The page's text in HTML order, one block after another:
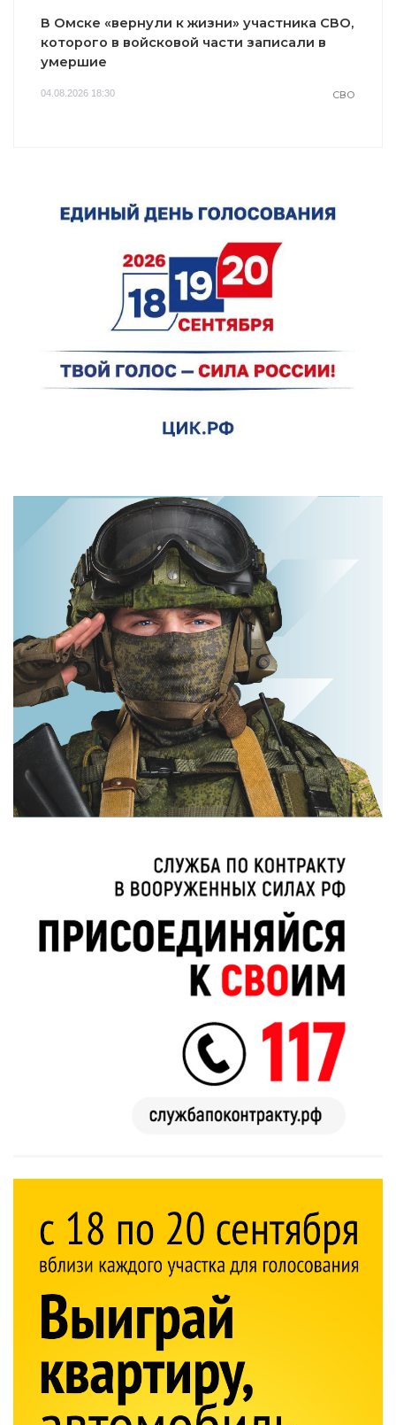
В Омске «вернули к жизни» участника СВО,
которого в войсковой части записали в
умершие
04.08.2026 18:30 СВО